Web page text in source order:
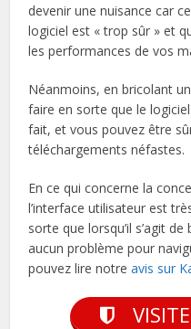
devenir une nuisance car
logiciel est « trop sûr » et
les performances de vos
Néanmoins, en bricolant
faire en sorte que le
fait, et vous pouvez être
téléchargements néfastes.
En ce qui concerne la
l’interface utilisateur est
sorte que lorsqu’il s’agit
aucun problème pour
pouvez lire notreavis sur